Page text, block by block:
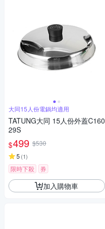
大同15人份電鍋均適用
TATUNG大同 15人份外蓋C160
29S
$499 $530
5 (1)
限時下殺 券
加入購物車